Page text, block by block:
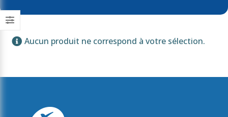
Aucun produit ne correspond à votre sélection.